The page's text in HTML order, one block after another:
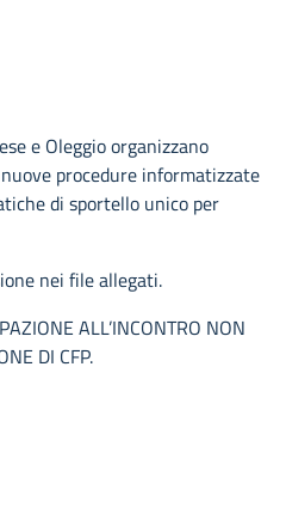
e Oleggio organizzano
procedure informatizzate
di sportello unico per
nei file allegati.
ALL’INCONTRO NON
DI CFP.